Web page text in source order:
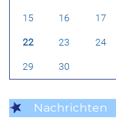
15 16 17
22 23 24
29 30
Nachrichten